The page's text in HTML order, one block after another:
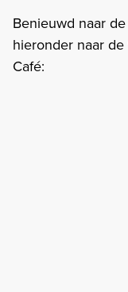
Benieuwd naar
hieronder naar
Café: